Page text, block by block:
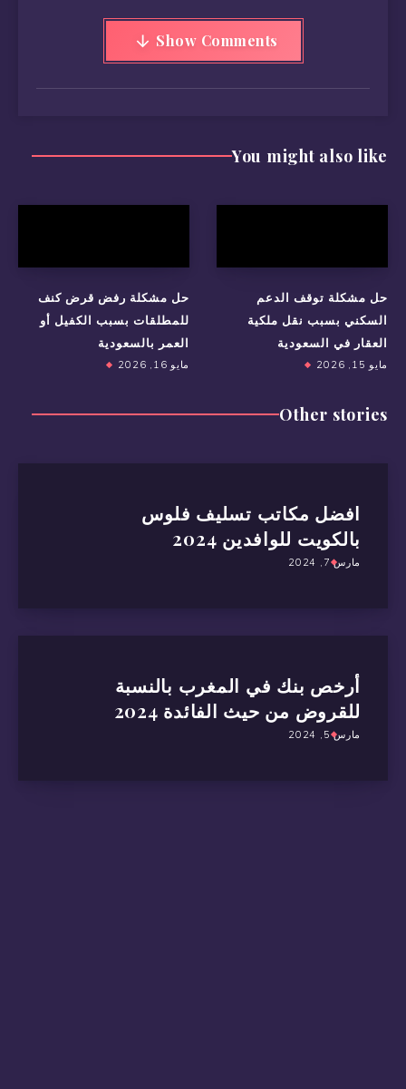
Show Comments
You might also like
حل مشكلة رفض قرض كنف
للمطلقات بسبب الكفيل أو
العمر بالسعودية
مايو 16, 2026
حل مشكلة توقف الدعم
السكني بسبب نقل ملكية
العقار في السعودية
مايو 15, 2026
Other stories
افضل مكاتب تسليف فلوس
بالكويت للوافدين 2024
مارس 7, 2024
أرخص بنك في المغرب بالنسبة
للقروض من حيث الفائدة 2024
مارس 5, 2024